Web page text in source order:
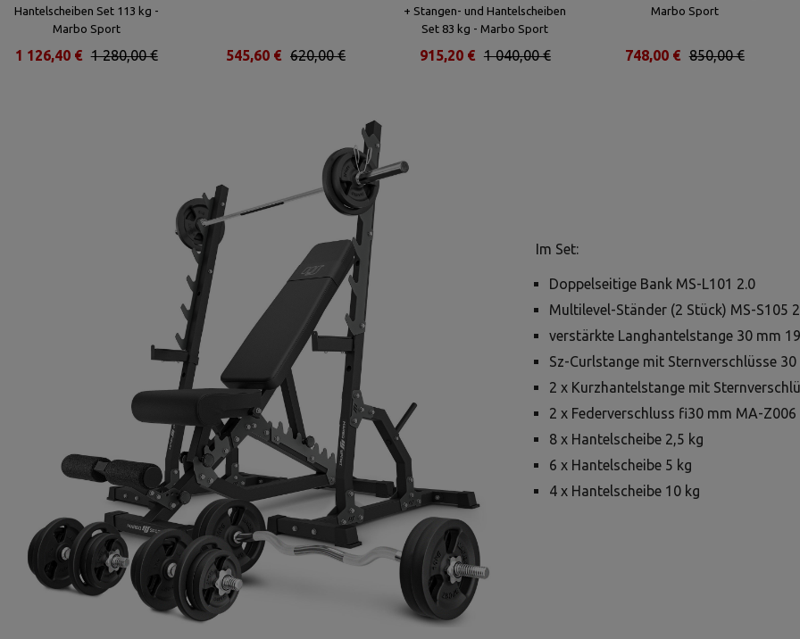
Hantelscheiben Set 113 kg -
Marbo Sport
1 280,00 €
1 126,40 € 620,00 €
545,60 €
+ Stangen- und Hantelscheiben
Set 83 kg - Marbo Sport
1 040,00 €
915,20 €
Marbo Sport
850,00 €
748,00 €
Im Set:
Doppelseitige Bank MS-L101 2.0
Multilevel-Ständer (2 Stück) MS-S105
verstärkte Langhantelstange 30 mm
Sz-Curlstange mit Sternverschlüsse
2 x Kurzhantelstange mit
2 x Federverschluss fi30 mm MA-Z006
8 x Hantelscheibe 2,5 kg
6 x Hantelscheibe 5 kg
4 x Hantelscheibe 10 kg